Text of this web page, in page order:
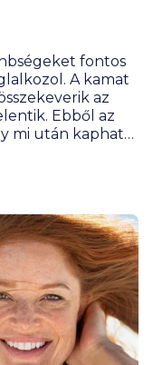
fontos
A kamat
az
Ebből az
után kaphatsz
befektetést,